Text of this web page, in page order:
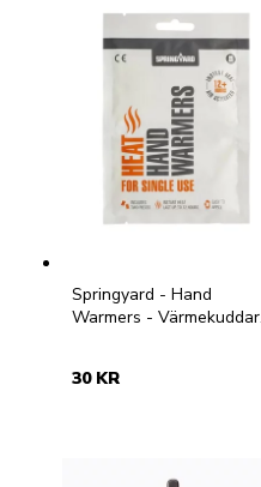
Springyard - Hand
Warmers - Värmekuddar
30 KR